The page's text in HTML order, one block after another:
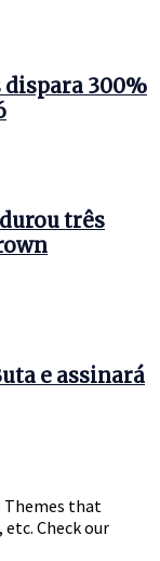
dispara 300%
três
e assinará
Themes that
Check our